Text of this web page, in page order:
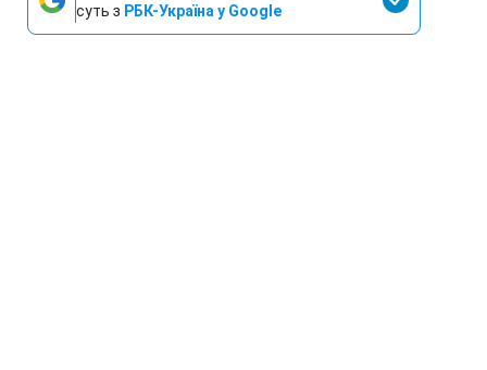
суть з РБК-Україна у Google